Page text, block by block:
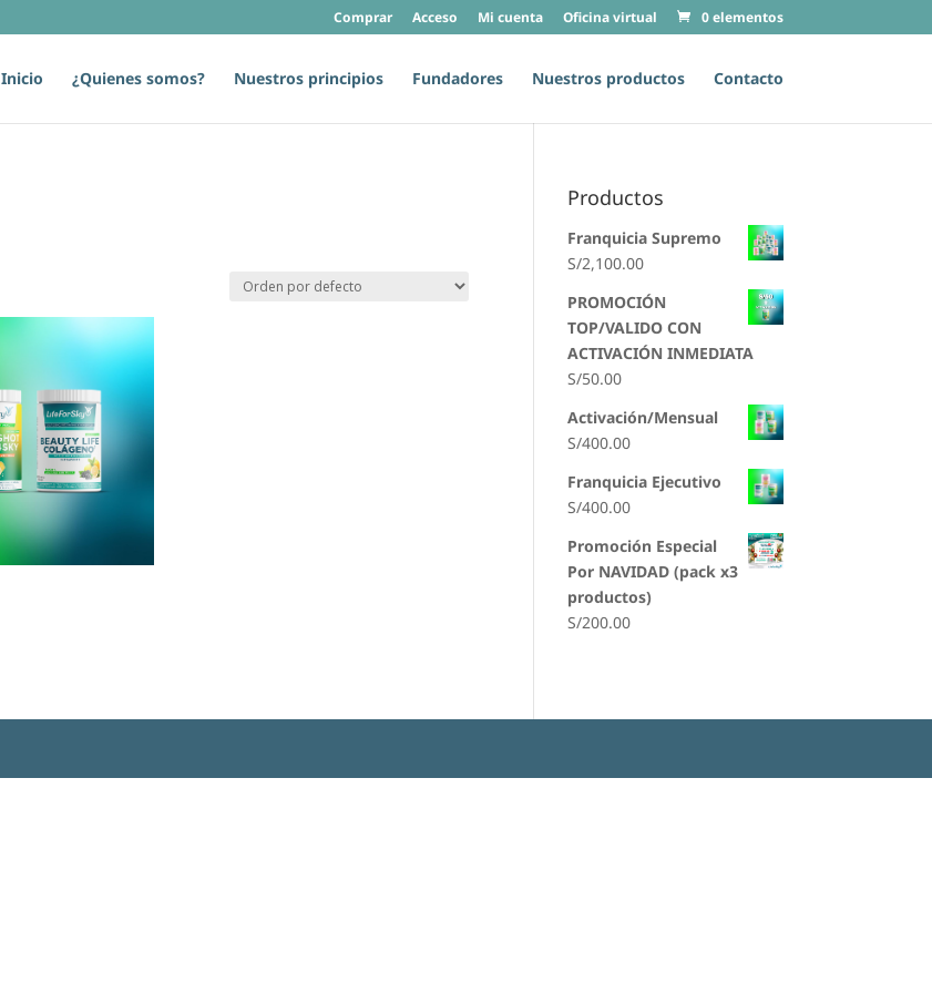
Comprar Acceso Mi cuenta Oficina virtual 0 elementos
Inicio ¿Quienes somos? Nuestros principios Fundadores Nuestros productos Contacto
Productos
Franquicia Supremo
S/2,100.00
PROMOCIÓN
TOP/VALIDO CON
ACTIVACIÓN INMEDIATA
S/50.00
Activación/Mensual
S/400.00
Franquicia Ejecutivo
S/400.00
Promoción Especial
Por NAVIDAD (pack x3
productos)
S/200.00